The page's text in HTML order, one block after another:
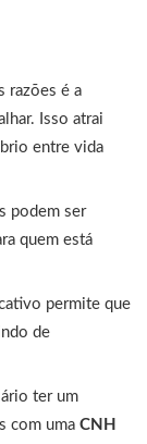
razões é a
Isso atrai
entre vida
podem ser
quem está
permite que
de
ter um
com uma CNH